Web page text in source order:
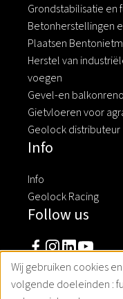
Grondstabilisatie en
Betonherstellingen
Plaatsen
Herstel van
voegen
Gevel-en
Gietvloeren voor
Geolock distributeur
Info
Info
Geolock Racing
Follow us
Nieuwsbrief
Gebruik
Wij gebruiken cookies
volgende doeleinden :